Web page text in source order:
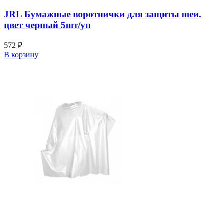
JRL Бумажные воротнички для защиты шеи.
цвет черный 5шт/уп
572 ₽
В корзину